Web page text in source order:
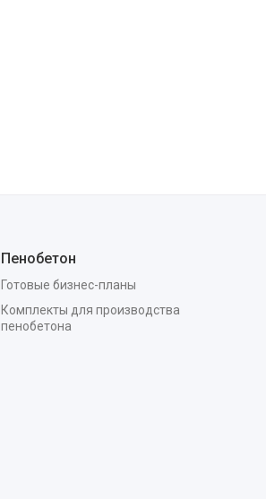
Пенобетон
Готовые бизнес-планы
Комплекты для производства
пенобетона